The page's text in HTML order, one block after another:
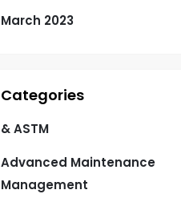
March 2023
Categories
& ASTM
Advanced Maintenance
Management